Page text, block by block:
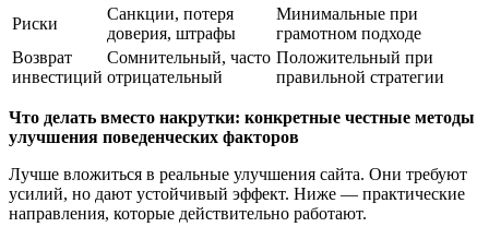
Риски
Санкции, потеря
доверия, штрафы
Минимальные при
грамотном подходе
Возврат
инвестиций
Сомнительный, часто
отрицательный
Положительный при
правильной стратегии
Что делать вместо накрутки: конкретные честные методы
улучшения поведенческих факторов
Лучше вложиться в реальные улучшения сайта. Они требуют
усилий, но дают устойчивый эффект. Ниже — практические
направления, которые действительно работают.